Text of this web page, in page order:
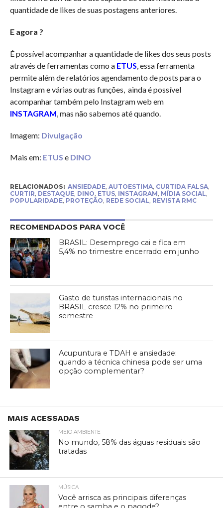
quantidade de likes de suas postagens anteriores.
E agora ?
É possível acompanhar a quantidade de likes dos seus posts
através de ferramentas como a ETUS , essa ferramenta
permite além de relatórios agendamento de posts para o
Instagram e várias outras funções, ainda é possível
acompanhar também pelo Instagram web em
INSTAGRAM , mas não sabemos até quando.
Imagem: Divulgação
Mais em: ETUS e DINO
RELACIONADOS: ANSIEDADE, AUTOESTIMA, CURTIDA FALSA,
CURTIR DESTAQUE, DINO ETUS, INSTAGRAM MÍDIA SOCIAL
POPULARIDADE, PROTEÇÃO REDE SOCIAL REVISTA RMC
RECOMENDADOS PARA VOCÊ
BRASIL: Desemprego cai e fica em
5,4% no trimestre encerrado em junho
Gasto de turistas internacionais no
BRASIL cresce 12% no primeiro
semestre
Acupuntura e TDAH e ansiedade:
quando a técnica chinesa pode ser uma
opção complementar?
MAIS ACESSADAS
MEIO AMBIENTE
No mundo, 58% das águas residuais são
tratadas
MÚSICA
Você arrisca as principais diferenças